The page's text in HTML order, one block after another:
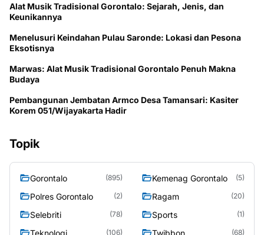
Alat Musik Tradisional Gorontalo: Sejarah, Jenis, dan
Keunikannya
Menelusuri Keindahan Pulau Saronde: Lokasi dan Pesona
Eksotisnya
Marwas: Alat Musik Tradisional Gorontalo Penuh Makna
Budaya
Pembangunan Jembatan Armco Desa Tamansari: Kasiter
Korem 051/Wijayakarta Hadir
Topik
Gorontalo (895) Kemenag Gorontalo (5)
Polres Gorontalo (2) Ragam (20)
Selebriti (78) Sports (1)
Teknologi (106) Twibbon (68)